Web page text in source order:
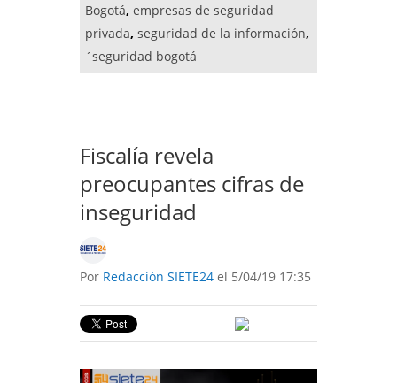
Bogotá, empresas de seguridad
privada, seguridad de la información,
´seguridad bogotá
Fiscalía revela
preocupantes cifras de
inseguridad
Por Redacción SIETE24 el 5/04/19 17:35